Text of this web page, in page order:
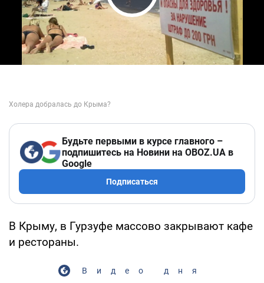
Play Video
Будьте первыми в курсе главного –
подпишитесь на Новини на OBOZ.UA в
Google
Подписаться
В Крыму, в Гурзуфе массово закрывают кафе
и рестораны.
Видео дня